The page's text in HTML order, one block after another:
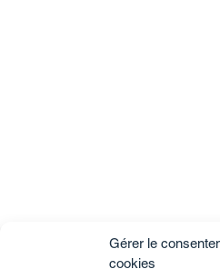
Gérer le
cookies